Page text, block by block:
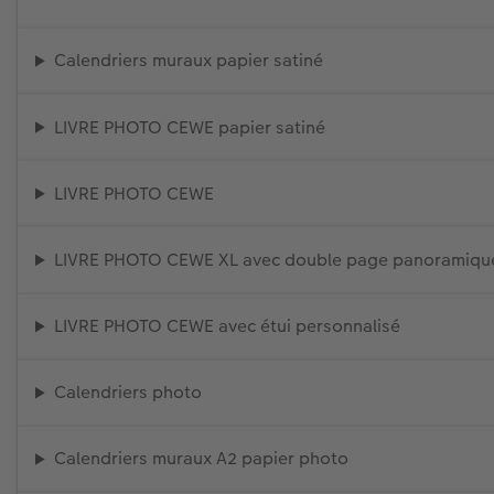
Calendriers muraux papier satiné
LIVRE PHOTO CEWE papier satiné
LIVRE PHOTO CEWE
LIVRE PHOTO CEWE XL avec double page
LIVRE PHOTO CEWE avec étui personnalisé
Calendriers photo
Calendriers muraux A2 papier photo